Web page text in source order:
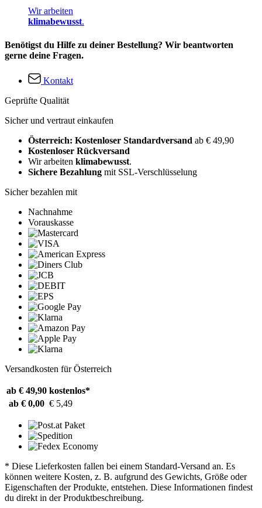
Wir arbeiten
klimabewusst.
Benötigst du Hilfe zu deiner Bestellung? Wir beantworten
gerne deine Fragen.
Kontakt
Geprüfte Qualität
Sicher und vertraut einkaufen
Österreich: Kostenloser Standardversand ab € 49,90
Kostenloser Rückversand
Wir arbeiten klimabewusst.
Sichere Bezahlung mit SSL-Verschlüsselung
Sicher bezahlen mit
Nachnahme
Vorauskasse
Versandkosten für Österreich
ab € 49,90 kostenlos*
ab € 0,00 € 5,49
* Diese Lieferkosten fallen bei einem Standard-Versand an. Es
können weitere Kosten, z. B. aufgrund des Gewichts, Größe oder
Eigenschaften der Produkte, entstehen. Diese Informationen findest
du direkt in der Produktbeschreibung.